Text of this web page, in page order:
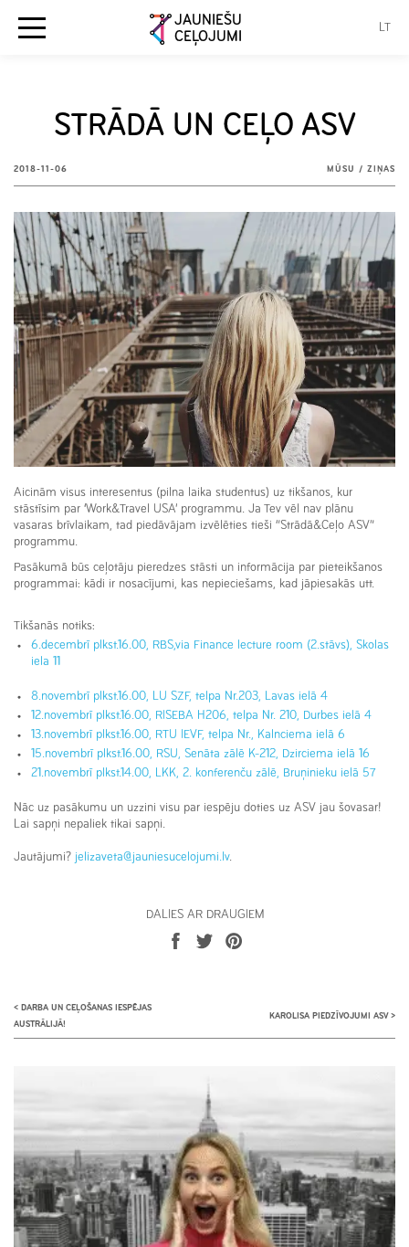
STRĀDĀ UN CEĻO ASV
2018-11-06 MŪSU / ZIŅAS
Aicinām visus interesentus (pilna laika studentus) uz tikšanos, kur
stāstīsim par ‘Work&Travel USA’ programmu. Ja Tev vēl nav plānu
vasaras brīvlaikam, tad piedāvājam izvēlēties tieši “Strādā&Ceļo ASV”
programmu.
Pasākumā būs ceļotāju pieredzes stāsti un informācija par pieteikšanos
programmai: kādi ir nosacījumi, kas nepieciešams, kad jāpiesakās utt.
Tikšanās notiks:
6.decembrī plkst.16.00, RBS,via Finance lecture room (2.stāvs), Skolas
iela 11
8.novembrī plkst.16.00, LU SZF, telpa Nr.203, Lavas ielā 4
12.novembrī plkst.16.00, RISEBA H206, telpa Nr. 210, Durbes ielā 4
13.novembrī plkst.16.00, RTU IEVF, telpa Nr., Kalnciema ielā 6
15.novembrī plkst.16.00, RSU, Senāta zālē K-212, Dzirciema ielā 16
21.novembrī plkst.14.00, LKK, 2. konferenču zālē, Bruņinieku ielā 57
Nāc uz pasākumu un uzzini visu par iespēju doties uz ASV jau šovasar!
Lai sapņi nepaliek tikai sapņi.
Jautājumi? jelizaveta@jauniesucelojumi.lv.
DALIES AR DRAUGIEM
< DARBA UN CEĻOŠANAS IESPĒJAS
AUSTRĀLIJĀ!
KAROLISA PIEDZĪVOJUMI ASV>
JAUNIEŠU
CEĻOJUMI
LT